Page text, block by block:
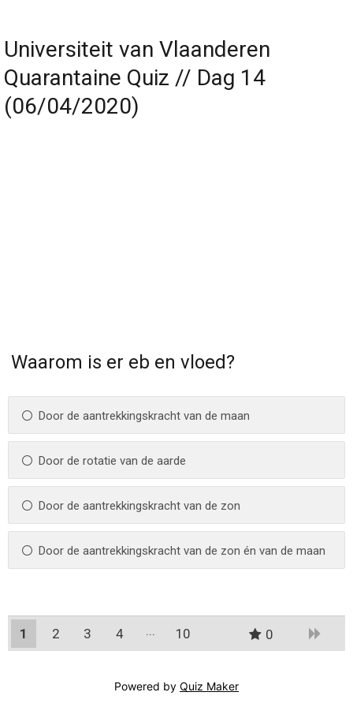
Universiteit van Vlaanderen
Quarantaine Quiz // Dag 14
(06/04/2020)
Waarom is er eb en vloed?
Door de aantrekkingskracht van de maan
Door de rotatie van de aarde
Door de aantrekkingskracht van de zon
Door de aantrekkingskracht van de zon én van de maan
1 2 3
4
10 0
Powered by Quiz Maker